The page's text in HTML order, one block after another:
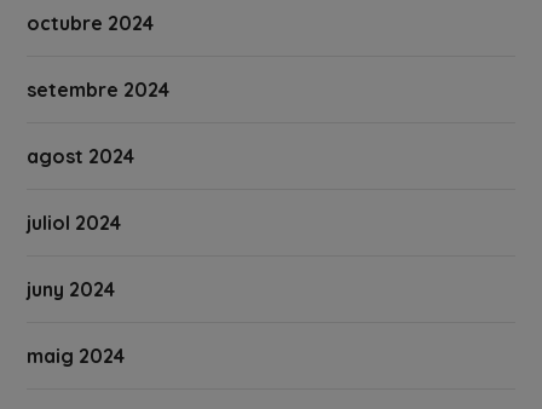
octubre 2024
setembre 2024
agost 2024
juliol 2024
juny 2024
maig 2024